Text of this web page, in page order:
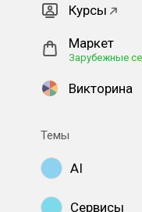
Курсы
Маркет
Зарубежные
Викторина
Темы
AI
Сервисы